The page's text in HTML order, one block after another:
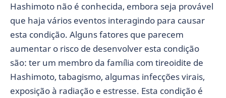
Hashimoto não é conhecida, embora seja provável
que haja vários eventos interagindo para causar
esta condição. Alguns fatores que parecem
aumentar o risco de desenvolver esta condição
são: ter um membro da família com tireoidite de
Hashimoto, tabagismo, algumas infecções virais,
exposição à radiação e estresse. Esta condição é